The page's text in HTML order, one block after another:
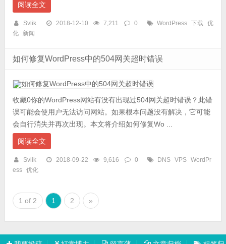
阅读全文
Svlik 2018-12-10 7,211 0 WordPress 下载 优
化
新闻
如何修复WordPress中的504网关超时错误
收藏0你的WordPress网站有没有出现过504网关超时错误？此错
误可能会使用户无法访问网站。如果根本问题没有解决，它可能
会自行消失并再次出现。本文将介绍如何修复Wo ...
阅读全文
Svlik 2018-09-22 9,616 0 DNS VPS WordPr
ess 优化
1 of 2 1 2 »